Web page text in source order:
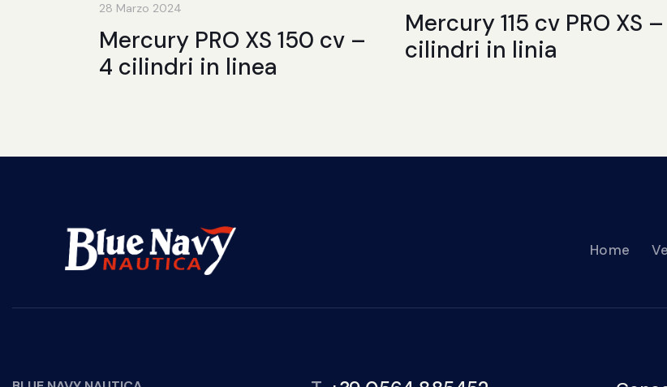
28 Marzo 2024
Mercury PRO XS 150 cv –
4 cilindri in linea
Mercury 115 cv PRO XS
cilindri in linia
Home